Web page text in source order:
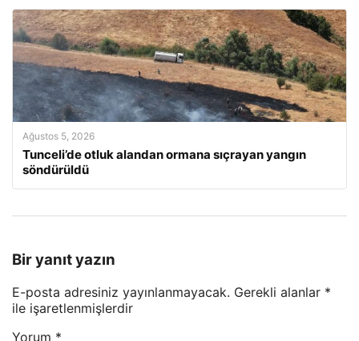
Ağustos 5, 2026
Tunceli’de otluk alandan ormana sıçrayan yangın
söndürüldü
Bir yanıt yazın
E-posta adresiniz yayınlanmayacak. Gerekli alanlar *
ile işaretlenmişlerdir
Yorum *